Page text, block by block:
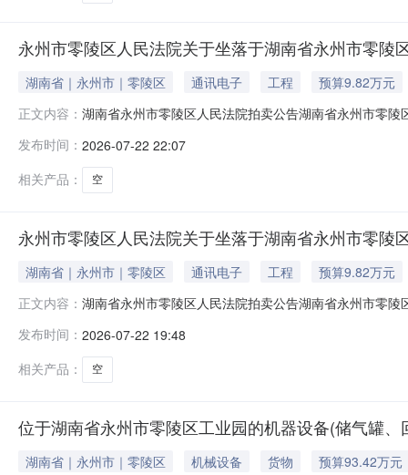
永州市零陵区人民法院关于坐落于湖南省永州市零
湖南省｜永州市｜零陵区 通讯电子 工程
预算9.82万元
正文内容： 湖南省永州市零陵区人民法院拍卖公告湖南省永州市零
陈才云借款合同纠纷一案，现拍卖被执行人陈才云名下
产
发布时间： 2026-07-22 22:07
相关产品：
空
永州市零陵区人民法院关于坐落于湖南省永州市零
湖南省｜永州市｜零陵区 通讯电子 工程
预算9.82万元
正文内容： 湖南省永州市零陵区人民法院拍卖公告湖南省永州市零
陈才云借款合同纠纷一案，现拍卖被执行人陈才云名下
产
发布时间： 2026-07-22 19:48
相关产品：
空
位于湖南省永州市零陵区工业园的机器设备(储气罐
湖南省｜永州市｜零陵区 机械设备 货物
预算93.42万元